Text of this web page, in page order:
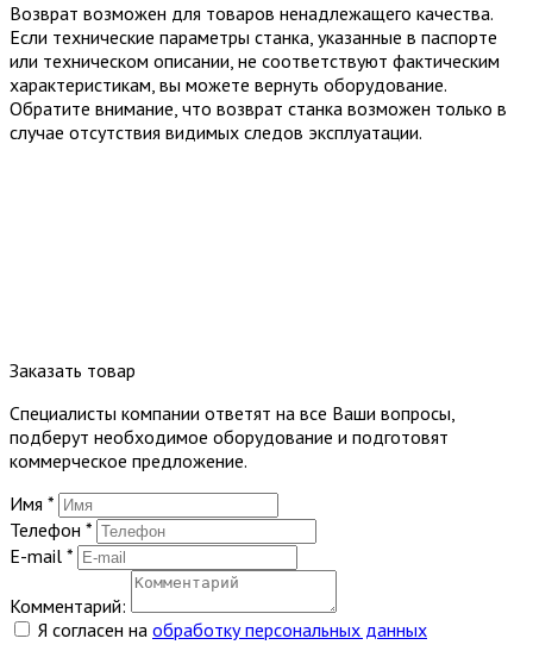
Возврат возможен для товаров ненадлежащего качества.
Если технические параметры станка, указанные в паспорте
или техническом описании, не соответствуют фактическим
характеристикам, вы можете вернуть оборудование.
Обратите внимание, что возврат станка возможен только в
случае отсутствия видимых следов эксплуатации.
Заказать товар
Специалисты компании ответят на все Ваши вопросы,
подберут необходимое оборудование и подготовят
коммерческое предложение.
Имя *
Телефон *
E-mail *
Комментарий:
Я согласен на обработку персональных данных